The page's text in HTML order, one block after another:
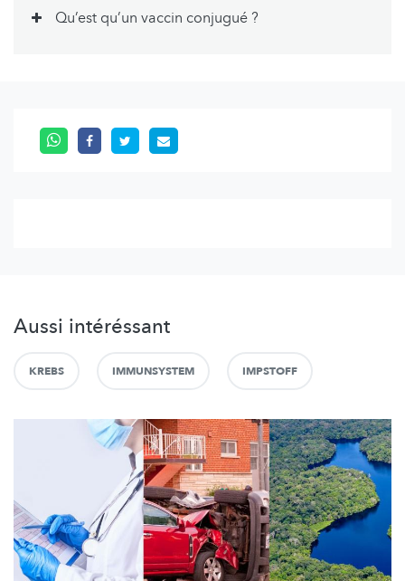
Qu’est qu’un vaccin conjugué ?
Aussi intéréssant
KREBS IMMUNSYSTEM IMPSTOFF